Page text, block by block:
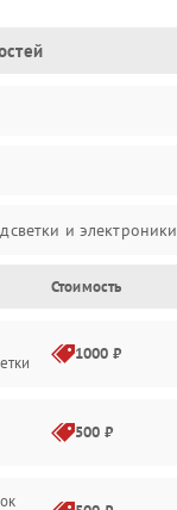
и электроники
Стоимость
1000 ₽
500 ₽